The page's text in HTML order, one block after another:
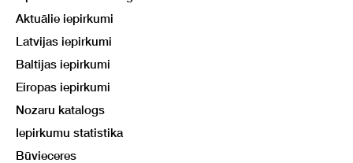
Aktuālie iepirkumi
Latvijas iepirkumi
Baltijas iepirkumi
Eiropas iepirkumi
Nozaru katalogs
Iepirkumu statistika
Būvieceres